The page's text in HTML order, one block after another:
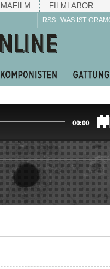
MAFILM FILMLABOR
RSS WAS IST
00:00